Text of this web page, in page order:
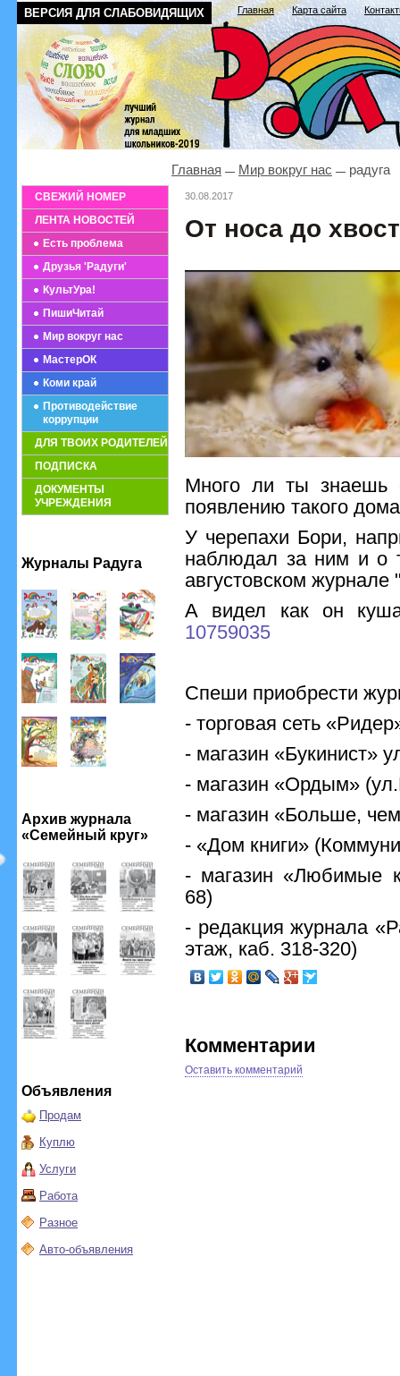
ВЕРСИЯ ДЛЯ СЛАБОВИДЯЩИХ Главная Карта сайта
СВЕЖИЙ НОМЕР
ЛЕНТА НОВОСТЕЙ
Есть проблема
Друзья 'Радуги'
КультУра!
ПишиЧитай
Мир вокруг нас
МастерОК
Коми край
Противодействие
коррупции
ДЛЯ ТВОИХ РОДИТЕЛЕЙ
ПОДПИСКА
ДОКУМЕНТЫ
УЧРЕЖДЕНИЯ
Журналы Радуга
Архив журнала
«Семейный круг»
Объявления
Продам
Куплю
Услуги
Работа
Разное
Авто-объявления
Главная Мир вокруг нас радуга
30.08.2017
От носа до
Много ли ты знаешь
появлению такого
У черепахи Бори,
наблюдал за ним и о
августовском журнале
А видел как он
10759035
Спеши приобрести
- торговая сеть
- магазин «Букинист»
- магазин «Ордым»
- магазин «Больше,
- «Дом книги»
- магазин «Любимые
68)
- редакция журнала
этаж, каб. 318-320)
Комментарии
Оставить комментарий